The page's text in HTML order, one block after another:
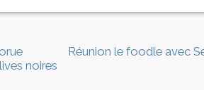
noires
Réunion le foodle avec